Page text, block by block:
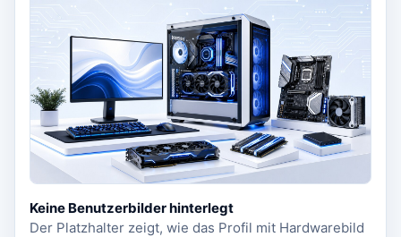
Keine Benutzerbilder hinterlegt
Der Platzhalter zeigt, wie das Profil mit Hardwarebild